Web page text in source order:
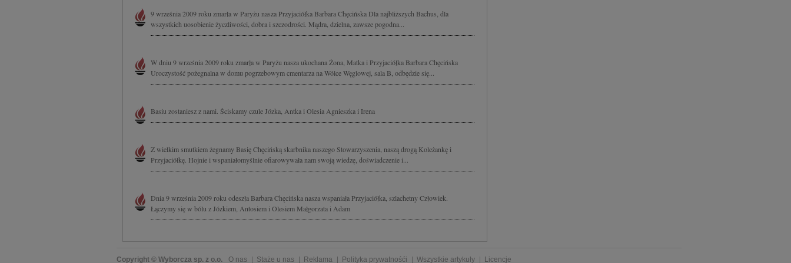
9 września 2009 roku zmarła w Paryżu nasza Przyjaciółka Barbara Chęcińska Dla najbliższych Bachus, dla
wszystkich uosobienie życzliwości, dobra i szczodrości. Mądra, dzielna, zawsze pogodna...
W dniu 9 września 2009 roku zmarła w Paryżu nasza ukochana Żona, Matka i Przyjaciółka Barbara Chęcińska
Uroczystość pożegnalna w domu pogrzebowym cmentarza na Wólce Węglowej, sala B, odbędzie się...
Basiu zostaniesz z nami. Ściskamy czule Józka, Antka i Olesia Agnieszka i Irena
Z wielkim smutkiem żegnamy Basię Chęcińską skarbnika naszego Stowarzyszenia, naszą drogą Koleżankę i
Przyjaciółkę. Hojnie i wspaniałomyślnie ofiarowywała nam swoją wiedzę, doświadczenie i...
Dnia 9 września 2009 roku odeszła Barbara Chęcińska nasza wspaniała Przyjaciółka, szlachetny Człowiek.
Łączymy się w bólu z Józkiem, Antosiem i Olesiem Małgorzata i Adam
Copyright © Wyborcza sp. z o.o. O nas Staże u nas Reklama Polityka prywatnośći Wszystkie artykuły Licencje